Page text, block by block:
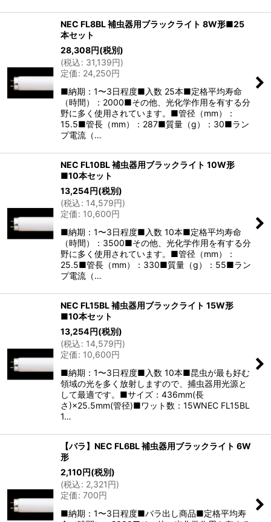
NEC FL8BL 補虫器用ブラックライト 8W形■25
本セット
28,308円(税別)
(税込: 31,139円)
定価: 24,250円
■納期：1〜3日程度■入数 25本■定格平均寿命
（時間）：2000■その他、光化学作用を有する分
野に多く使用されています。■管径（mm）：
15.5■管長（mm）：287■質量（g）：30■ラン
プ電流（…
NEC FL10BL 補虫器用ブラックライト 10W形
■10本セット
13,254円(税別)
(税込: 14,579円)
定価: 10,600円
■納期：1〜3日程度■入数 10本■定格平均寿命
（時間）：3500■その他、光化学作用を有する分
野に多く使用されています。■管径（mm）：
25.5■管長（mm）：330■質量（g）：55■ラン
プ電流（…
NEC FL15BL 補虫器用ブラックライト 15W形
■10本セット
13,254円(税別)
(税込: 14,579円)
定価: 10,600円
■納期：1〜3日程度■入数 10本■昆虫が最も好む
領域の光を多く放射しますので、捕虫器用光源と
して最適です。■サイズ：436mm(長
さ)×25.5mm(管径)■ワット数：15WNEC FL15BL
1…
【バラ】NEC FL6BL 補虫器用ブラックライト 6W
形
2,110円(税別)
(税込: 2,321円)
定価: 700円
■納期：1〜3日程度■バラ出し商品■定格平均寿